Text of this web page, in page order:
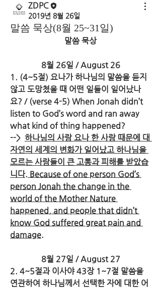
ZDPC
2019년 8월 26일
말씀 묵상(8월 25~31일)
말씀 묵상
8월 26일 / August 26
1. (4~5절) 요나가 하나님의 말씀을 듣지
않고 도망쳤을 때 어떤 일들이 일어났나
요? / (verse 4-5) When Jonah didn’t
listen to God’s word and ran away
what kind of thing happened?
--> 하나님의 사람 요나 한 사람 때문에 대
자연의 세계의 변화가 일어났고 하나님을
모르는 사람들이 큰 고통과 피해를 받았습
니다. Because of one person God’s
person Jonah the change in the
world of the Mother Nature
happened, and people that didn’t
know God suffered great pain and
damage.
8월 27일 / August 27
2. 4~5절과 이사야 43장 1~7절 말씀을
연관하여 하나님께서 선택한 자에 대한 어